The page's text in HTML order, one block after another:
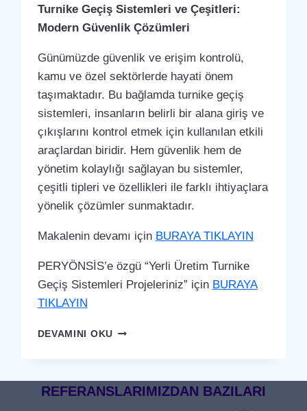
Turnike Geçiş Sistemleri ve Çeşitleri:
Modern Güvenlik Çözümleri
Günümüzde güvenlik ve erişim kontrolü,
kamu ve özel sektörlerde hayati önem
taşımaktadır. Bu bağlamda turnike geçiş
sistemleri, insanların belirli bir alana giriş ve
çıkışlarını kontrol etmek için kullanılan etkili
araçlardan biridir. Hem güvenlik hem de
yönetim kolaylığı sağlayan bu sistemler,
çeşitli tipleri ve özellikleri ile farklı ihtiyaçlara
yönelik çözümler sunmaktadır.
Makalenin devamı için BURAYA TIKLAYIN
PERYÖNSİS’e özgü “Yerli Üretim Turnike
Geçiş Sistemleri Projeleriniz” için BURAYA
TIKLAYIN
DEVAMINI OKUÇATALZEYTIN
REFERANSLARIMIZDAN BAZILARI